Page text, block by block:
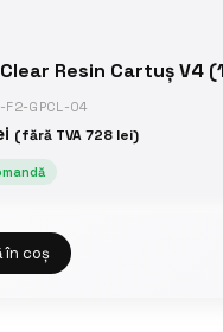
Resin Cartuș V4
F2-GPCL-04
(fără TVA728 lei)
în coș